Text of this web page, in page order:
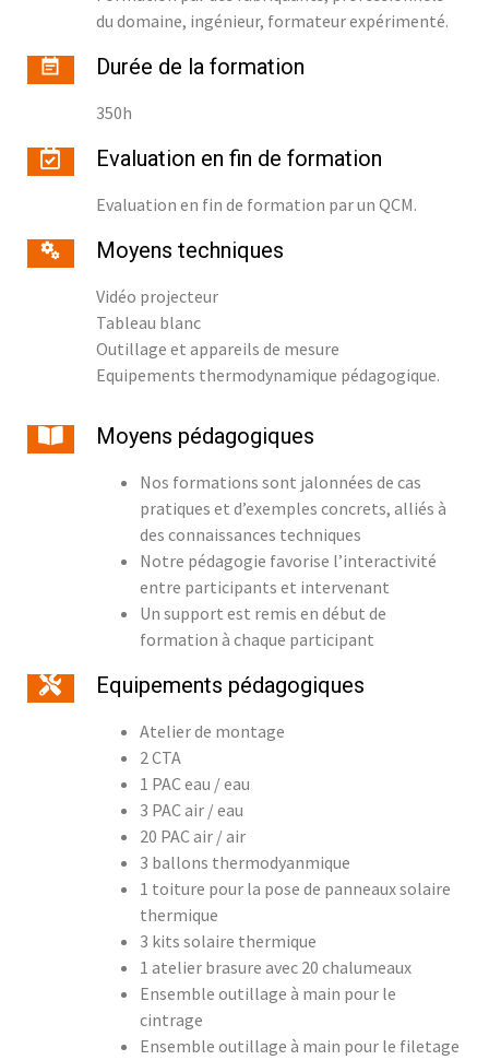
du domaine, ingénieur, formateur expérimenté.
Durée de la formation
350h
Evaluation en fin de formation
Evaluation en fin de formation par un QCM.
Moyens techniques
Vidéo projecteur
Tableau blanc
Outillage et appareils de mesure
Equipements thermodynamique pédagogique.
Moyens pédagogiques
Nos formations sont jalonnées de cas
pratiques et d’exemples concrets, alliés à
des connaissances techniques
Notre pédagogie favorise l’interactivité
entre participants et intervenant
Un support est remis en début de
formation à chaque participant
Equipements pédagogiques
Atelier de montage
2 CTA
1 PAC eau / eau
3 PAC air / eau
20 PAC air / air
3 ballons thermodyanmique
1 toiture pour la pose de panneaux solaire
thermique
3 kits solaire thermique
1 atelier brasure avec 20 chalumeaux
Ensemble outillage à main pour le
cintrage
Ensemble outillage à main pour le filetage